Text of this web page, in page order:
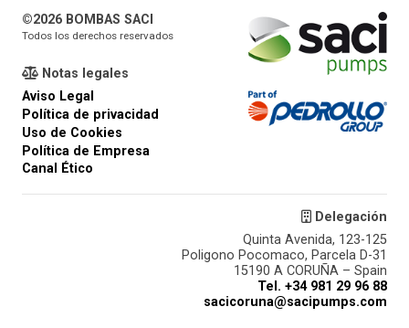
©2026 BOMBAS SACI
Todos los derechos reservados
Notas legales
Aviso Legal
Política de privacidad
Uso de Cookies
Política de Empresa
Canal Ético
Delegación
Quinta Avenida, 123-125
Poligono Pocomaco, Parcela D-31
15190 A CORUÑA – Spain
Tel. +34 981 29 96 88
sacicoruna@sacipumps.com